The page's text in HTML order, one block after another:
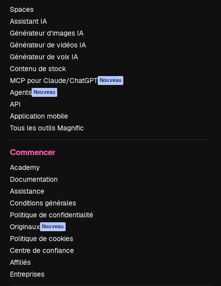
Spaces
Assistant IA
Générateur d’images IA
Générateur de vidéos IA
Générateur de voix IA
Contenu de stock
MCP pour Claude/ChatGPT Nouveau
Agents Nouveau
API
Application mobile
Tous les outils Magnific
Commencer
Academy
Documentation
Assistance
Conditions générales
Politique de confidentialité
Originaux Nouveau
Politique de cookies
Centre de confiance
Affiliés
Entreprises